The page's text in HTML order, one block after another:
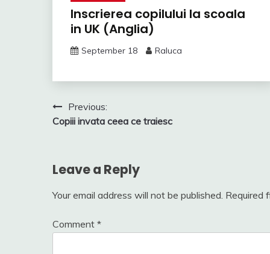
Inscrierea copilului la scoala
in UK (Anglia)
September 18 Raluca
Post
navigation
Previous:
Copiii invata ceea ce traiesc
Leave a Reply
Your email address will not be published. Required
Comment *